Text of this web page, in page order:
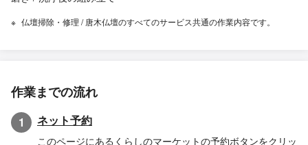
仏壇掃除・修理 / 唐木仏壇のすべてのサービス共通の作業内容です。
作業までの流れ
1 ネット予約
このページにあるくらしのマーケットの予約ボタンをクリッ